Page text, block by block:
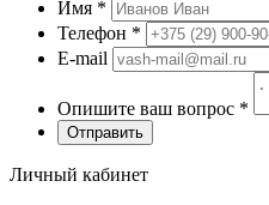
Имя *
Телефон *
E-mail
Опишите ваш вопрос *
Отправить
Личный кабинет